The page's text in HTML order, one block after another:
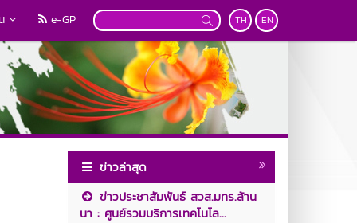
e-GP TH EN
ข่าวล่าสุด
ข่าวประชาสัมพันธ์ สวส.มทร.ล้าน
นา : ศูนย์รวมบริการเทคโนโล...